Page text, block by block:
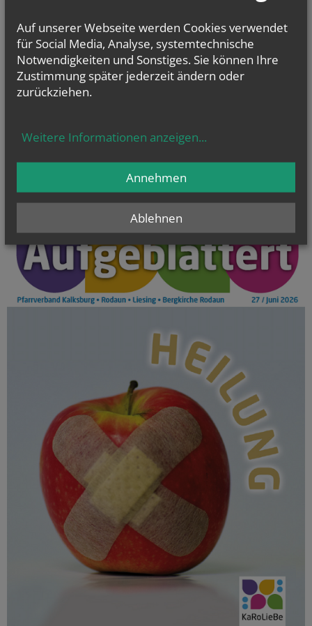
Ketten und Errichtung d...
NACHRICHTEN AUS DER ERZDIÖZESE
Auf unserer Webseite werden Cookies verwendet
für Social Media, Analyse, systemtechnische
Notwendigkeiten und Sonstiges. Sie können Ihre
Zustimmung später jederzeit ändern oder
zurückziehen.
Weitere Informationen anzeigen...
Ablehnen
Annehmen